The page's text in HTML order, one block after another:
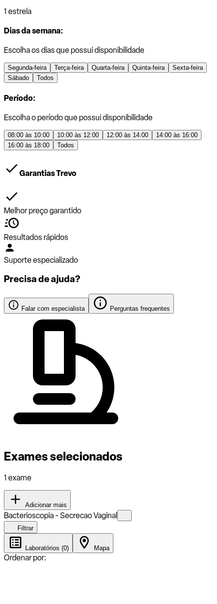
1 estrela
Dias da semana:
Escolha os dias que possui disponibilidade
Segunda-feira Terça-feira Quarta-feira Quinta-feira
Sexta-feira
Sábado
Todos
Período:
Escolha o período que possui disponibilidade
08:00 às 10:00 10:00 às 12:00 12:00 às 14:00
14:00 às 16:00
16:00 às 18:00
Todos
Garantias Trevo
Melhor preço garantido
Resultados rápidos
Suporte especializado
Precisa de ajuda?
Falar com especialista Perguntas frequentes
Exames selecionados
1 exame
Adicionar mais
Bacterioscopia - Secrecao Vaginal
Filtrar
Laboratórios (0) Mapa
Ordenar por: